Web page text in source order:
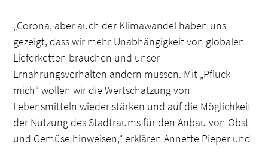
„Corona, aber auch der Klimawandel haben uns
gezeigt, dass wir mehr Unabhängigkeit von globalen
Lieferketten brauchen und unser
Ernährungsverhalten ändern müssen. Mit „Pflück
mich“ wollen wir die Wertschätzung von
Lebensmitteln wieder stärken und auf die Möglichkeit
der Nutzung des Stadtraums für den Anbau von Obst
und Gemüse hinweisen,“ erklären Annette Pieper und